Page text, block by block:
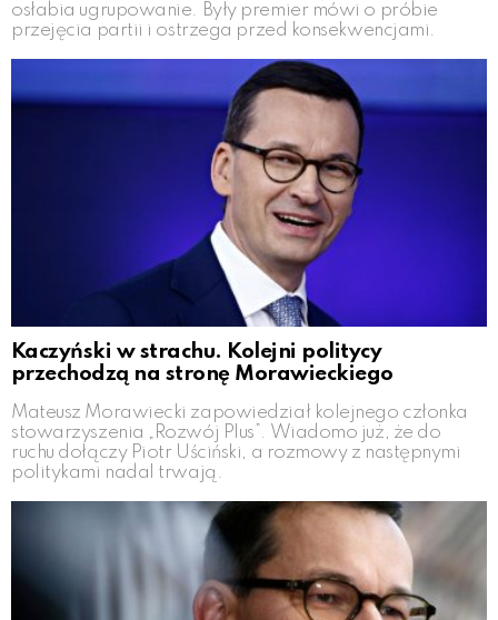
osłabia ugrupowanie. Były premier mówi o próbie
przejęcia partii i ostrzega przed konsekwencjami.
Kaczyński w strachu. Kolejni politycy
przechodzą na stronę Morawieckiego
Mateusz Morawiecki zapowiedział kolejnego członka
stowarzyszenia „Rozwój Plus”. Wiadomo już, że do
ruchu dołączy Piotr Uściński, a rozmowy z następnymi
politykami nadal trwają.